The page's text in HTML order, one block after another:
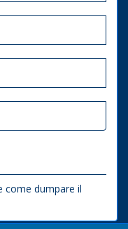
come dumpare il